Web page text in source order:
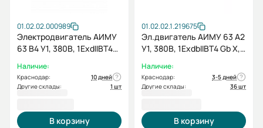
01.02.02.000989
Электродвигатель АИМУ
63 В4 У1, 380В, 1ExdIIBT4
Наличие:
Краснодар:
10 дней
Другие склады:
1 шт
В корзину
01.02.02.1.219675
Эл.двигатель АИМУ 63 А2
У1, 380В, 1ExdbIIBT4 Gb X,
Наличие:
Краснодар:
3-5 дней
Другие склады:
36 шт
В корзину